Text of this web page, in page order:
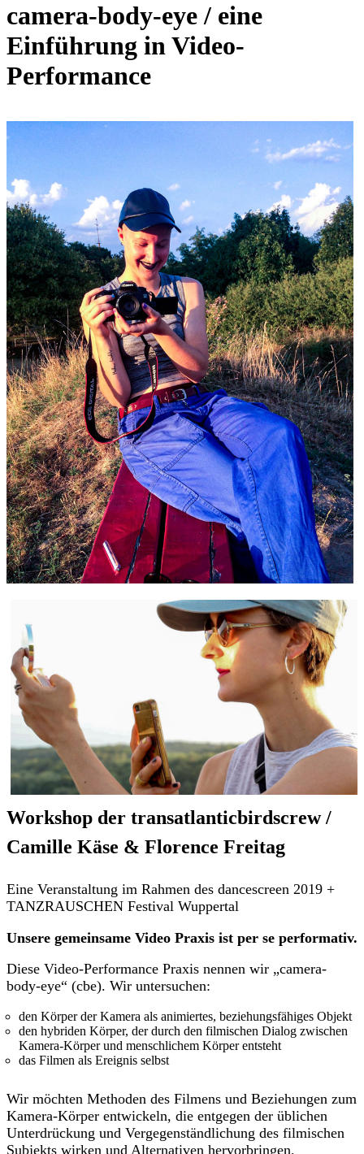
camera-body-eye / eine
Einführung in Video-
Performance
Workshop der transatlanticbirdscrew /
Camille Käse & Florence Freitag
Eine Veranstaltung im Rahmen des dancescreen 2019 +
TANZRAUSCHEN Festival Wuppertal
Unsere gemeinsame Video Praxis ist per se performativ.
Diese Video-Performance Praxis nennen wir „camera-
body-eye“ (cbe). Wir untersuchen:
den Körper der Kamera als animiertes, beziehungsfähiges Objekt
den hybriden Körper, der durch den filmischen Dialog zwischen
Kamera-Körper und menschlichem Körper entsteht
das Filmen als Ereignis selbst
Wir möchten Methoden des Filmens und Beziehungen zum
Kamera-Körper entwickeln, die entgegen der üblichen
Unterdrückung und Vergegenständlichung des filmischen
Subjekts wirken und Alternativen hervorbringen.